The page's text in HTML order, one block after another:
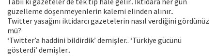
güzelleme döşenmeyenlerin kalemi elinden alınır..
Twitter yasağını iktidarcı gazetelerin nasıl verdiğini gördünüz
mü?
‘Twitter’a haddini bildirdik’ demişler.. ‘Türkiye gücünü
gösterdi’ demişler..